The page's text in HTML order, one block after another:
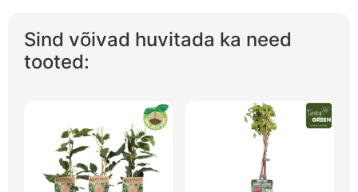
Sind võivad huvitada ka need
tooted: